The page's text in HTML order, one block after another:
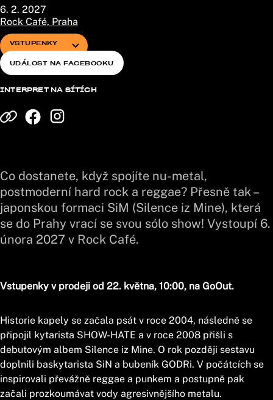
6. 2. 2027
Rock Café, Praha
VSTUPENKY
UDÁLOST NA FACEBOOKU
INTERPRET NA SÍTÍCH
Co dostanete, když spojíte nu-metal,
postmoderní hard rock a reggae? Přesně tak –
japonskou formaci SiM (Silence iz Mine), která
se do Prahy vrací se svou sólo show! Vystoupí 6.
února 2027 v Rock Café.
Vstupenky v prodeji od 22. května, 10:00, na GoOut.
Historie kapely se začala psát v roce 2004, následně se
připojil kytarista SHOW-HATE a v roce 2008 přišli s
debutovým albem Silence iz Mine. O rok později sestavu
doplnili baskytarista SiN a bubeník GODRi. V počátcích se
inspirovali převážně reggae a punkem a postupně pak
začali prozkoumávat vody agresivnějšího metalu.